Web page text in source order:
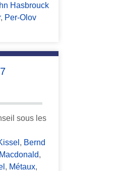
Hasbrouck
, Per-Olov
sous les
, Bernd
,
, Métaux,